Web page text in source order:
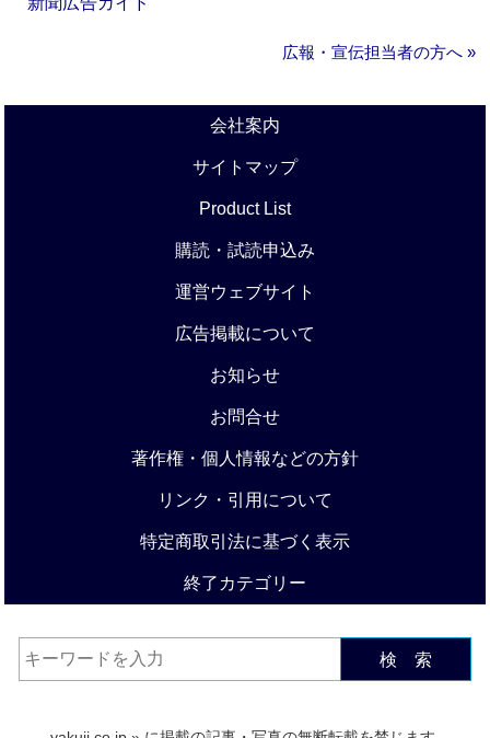
広報・宣伝担当者の方へ »
会社案内
サイトマップ
Product List
購読・試読申込み
運営ウェブサイト
広告掲載について
お知らせ
お問合せ
著作権・個人情報などの方針
リンク・引用について
特定商取引法に基づく表示
終了カテゴリー
検 索